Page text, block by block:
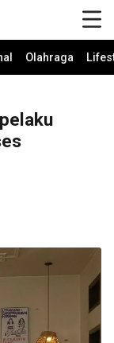
Olahraga